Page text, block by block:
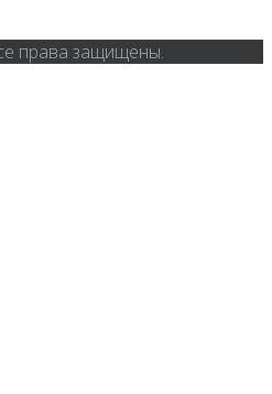
права защищены.